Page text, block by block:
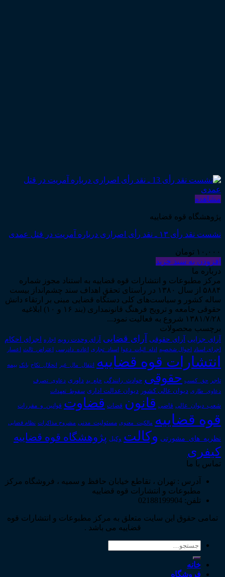
مشاهده
پژوهشگاه قوه قضاییه
نشست نقد رأی ۱۳ ـ نقد رأی اصراری درباره آمریت در قتل عمدی
۱۰,۰۰۰ تومان
افزودن به سبد خرید
درباره ما
مرکز مطبوعات و انتشارات قوه قضاییه به استناد مجوز شماره
۵۸۸۴ از سال ۱۳۸۰ در راستای تحقق اهداف سند چشم‌انداز بیست
ساله کشور و سیاست‌های کلی دستگاه قضایی مبنی بر ارتقاء دانش
حقوقی جامعه و ترویج فرهنگ قانونمداری (بند ۱۶ و ۱۰) ابلاغیه
۱۳۸۱/۷/۲۸ شروع به فعالیت نمود...
برچسب محصولات
آرای جزایی آرای حقوقی آرای قضایی آرای وحدت رویه اجاره اجرای احکام
اجرای اسناد احوال شخصیه ادله_اثبات_دعوا اسناد_تجاری اعاده_دادرسی اعتراض_ثالث اعسار
انتشارات قوه قضاییه انتقال_مال_غیر انحلال_نکاح بانک بیمه
تاجر حق_کسب حقوقی حوادث_رانندگی خلع_ید داوری دعاوی_تصرف
دعاوی_طاری دیوان عالی کشور دیوان عدالت اداری سقوط_تعهدات
شعب_دیوان_عالی قاضی قانون قضات قضاوت قوانین_و_مقررات
قوه قضاییه مالکیت_معنوی مسئولیت_مدنی مشروح مذاکرات نظام قضایی
نظریه_های_مشورتی وکالت وکیل پژوهشگاه قوه قضاییه
کیفری
تماس با ما
آدرس : تهران ، تقاطع خیابان حافظ و سمیه ، فروشگاه مرکز
مطبوعات و انتشارات قوه قضاییه
تلفن: 02188199904
تمامی حقوق این سایت متعلق به مرکز مطبوعات و انتشارات قوه
قضاییه می باشد .
جستجو
خانه
فروشگاه